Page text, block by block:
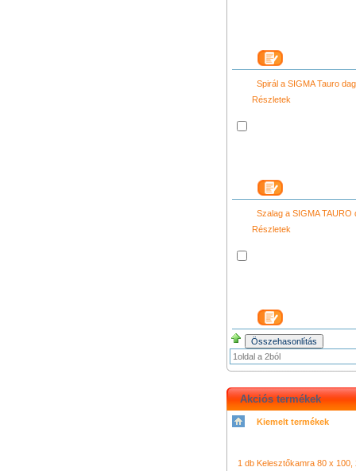
Spirál a SIGMA Tauro
Részletek
Szalag a SIGMA TAURO
Részletek
1oldal a 2ból
Akciós termékek
Kiemelt termékek
ューバランス 574 プラダ バ
k480 led film light led
1 db Kelesztőkamra 80 x